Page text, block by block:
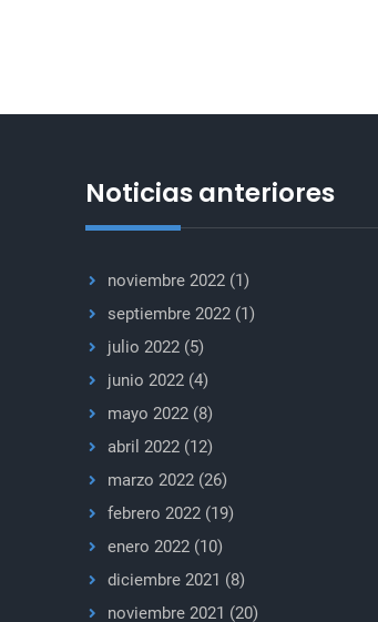
Noticias anteriores
noviembre 2022 (1)
septiembre 2022 (1)
julio 2022 (5)
junio 2022 (4)
mayo 2022 (8)
abril 2022 (12)
marzo 2022 (26)
febrero 2022 (19)
enero 2022 (10)
diciembre 2021 (8)
noviembre 2021 (20)